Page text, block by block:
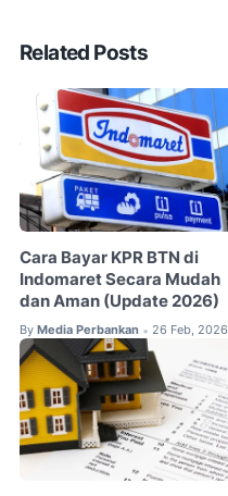
Related Posts
Cara Bayar KPR BTN di
Indomaret Secara Mudah
dan Aman (Update 2026)
By Media Perbankan • 26 Feb, 2026